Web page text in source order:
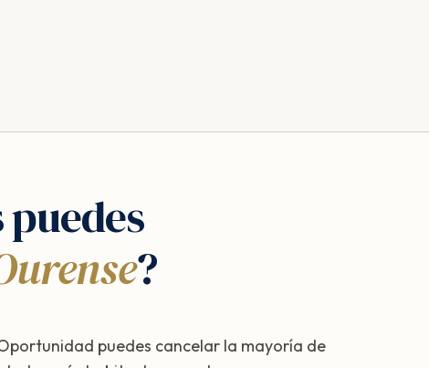
puedes
?
puedes cancelar la mayoría de